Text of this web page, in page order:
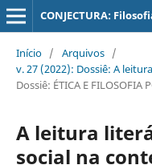
CONJECTURA:
Início / Arquivos /
v. 27 (2022): Dossiê: A
Dossiê: ÉTICA E FILOSOFIA
A leitura
social na